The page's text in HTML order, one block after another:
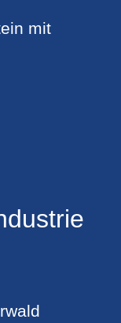
mit